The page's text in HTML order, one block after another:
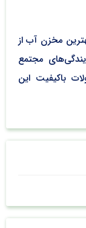
مخزن آب از
مجتمع
باکیفیت این